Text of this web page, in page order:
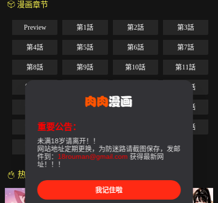
漫画章节
Preview 第1話 第2話 第3話
第4話 第5話 第6話 第7話
第8話 第9話 第10話 第11話
第12話 第15話
第17話 第18話 第19話
第20話 第21話 第23話
第24話 最終話
热门漫画
重要公告：
未满18岁请离开！！
网站地址定期更换，为防迷路请截图保存，发邮
件到： 18rouman@gmail.com 获得最新网
址！！！
我记住啦